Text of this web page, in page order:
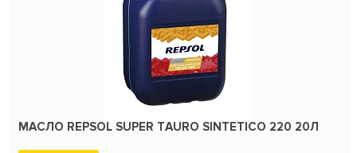
МАСЛО REPSOL SUPER TAURO SINTETICO 220 20Л